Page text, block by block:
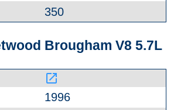
350
Brougham V8 5.7L
launch
1996